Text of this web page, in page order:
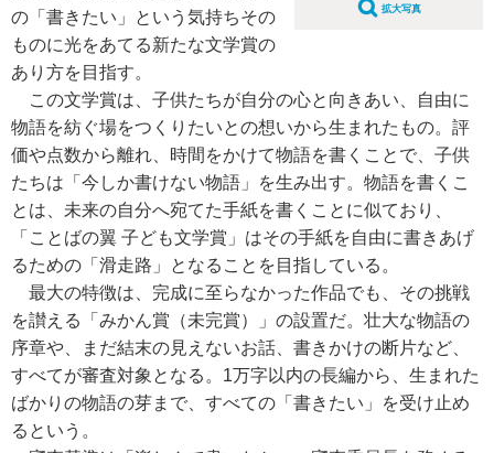
拡大写真
の「書きたい」という気持ちその
ものに光をあてる新たな文学賞の
あり方を目指す。
この文学賞は、子供たちが自分の心と向きあい、自由に
物語を紡ぐ場をつくりたいとの想いから生まれたもの。評
価や点数から離れ、時間をかけて物語を書くことで、子供
たちは「今しか書けない物語」を生み出す。物語を書くこ
とは、未来の自分へ宛てた手紙を書くことに似ており、
「ことばの翼 子ども文学賞」はその手紙を自由に書きあげ
るための「滑走路」となることを目指している。
最大の特徴は、完成に至らなかった作品でも、その挑戦
を讃える「みかん賞（未完賞）」の設置だ。壮大な物語の
序章や、まだ結末の見えないお話、書きかけの断片など、
すべてが審査対象となる。1万字以内の長編から、生まれた
ばかりの物語の芽まで、すべての「書きたい」を受け止め
るという。